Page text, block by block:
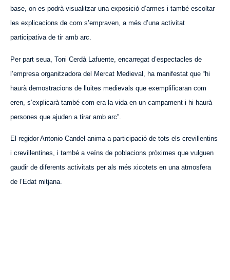
base, on es podrà visualitzar una exposició d’armes i també escoltar
les explicacions de com s’empraven, a més d’una activitat
participativa de tir amb arc.
Per part seua, Toni Cerdà Lafuente, encarregat d’espectacles de
l’empresa organitzadora del Mercat Medieval, ha manifestat que “hi
haurà demostracions de lluites medievals que exemplificaran com
eren, s’explicarà també com era la vida en un campament i hi haurà
persones que ajuden a tirar amb arc”.
El regidor Antonio Candel anima a participació de tots els crevillentins
i crevillentines, i també a veïns de poblacions pròximes que vulguen
gaudir de diferents activitats per als més xicotets en una atmosfera
de l’Edat mitjana.